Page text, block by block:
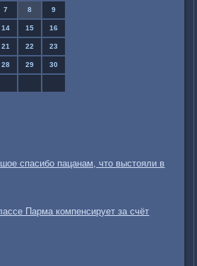
7 8 9
14 15 16
21 22 23
28 29 30
спасибо пацанам, что выстояли в
Парма компенсирует за счёт